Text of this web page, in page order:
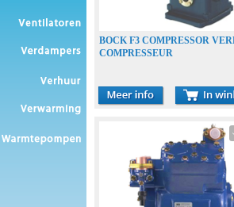
BOCK F3 COMPRESSOR
COMPRESSEUR